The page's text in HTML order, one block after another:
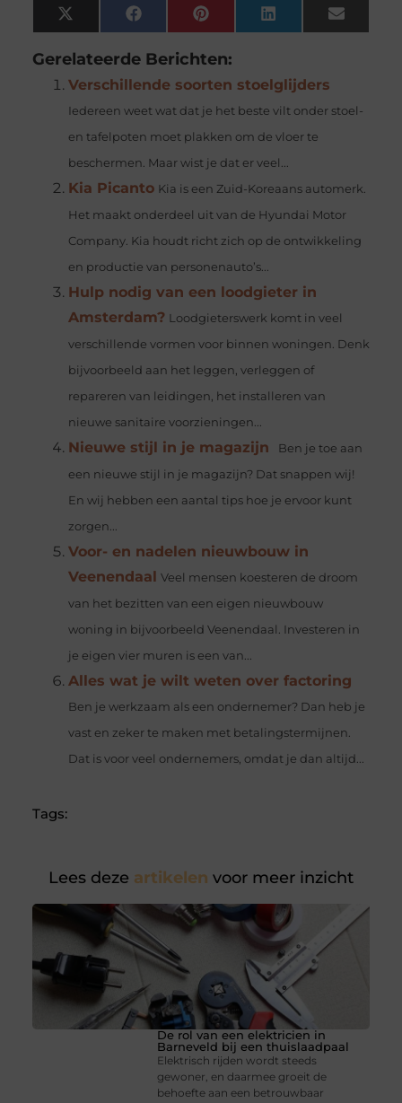
X
(Twitter)
FacebookPinterest LinkedIn Email
Gerelateerde Berichten:
Verschillende soorten stoelglijders
Iedereen weet wat dat je het beste vilt onder stoel-
en tafelpoten moet plakken om de vloer te
beschermen. Maar wist je dat er veel...
Kia Picanto Kia is een Zuid-Koreaans automerk.
Het maakt onderdeel uit van de Hyundai Motor
Company. Kia houdt richt zich op de ontwikkeling
en productie van personenauto’s...
Hulp nodig van een loodgieter in
Amsterdam? Loodgieterswerk komt in veel
verschillende vormen voor binnen woningen. Denk
bijvoorbeeld aan het leggen, verleggen of
repareren van leidingen, het installeren van
nieuwe sanitaire voorzieningen...
Nieuwe stijl in je magazijn
Ben je toe aan
een nieuwe stijl in je magazijn? Dat snappen wij!
En wij hebben een aantal tips hoe je ervoor kunt
zorgen...
Voor- en nadelen nieuwbouw in
Veenendaal Veel mensen koesteren de droom
van het bezitten van een eigen nieuwbouw
woning in bijvoorbeeld Veenendaal. Investeren in
je eigen vier muren is een van...
Alles wat je wilt weten over factoring
Ben je werkzaam als een ondernemer? Dan heb je
vast en zeker te maken met betalingstermijnen.
Dat is voor veel ondernemers, omdat je dan altijd...
Tags:
Lees deze artikelen voor meer inzicht
De rol van een elektricien in
Barneveld bij een thuislaadpaal
Elektrisch rijden wordt steeds
gewoner, en daarmee groeit de
behoefte aan een betrouwbaar